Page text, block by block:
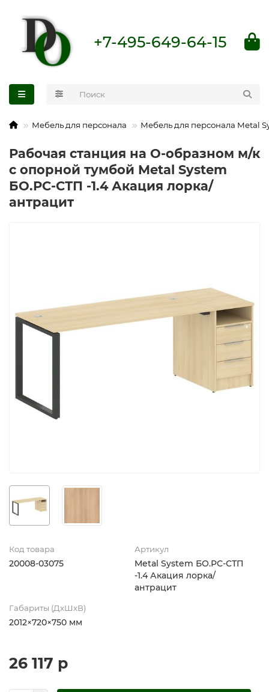
+7-495-649-64-15
Мебель для персонала Мебель для персонала Metal
Рабочая станция на О-образном м/к
с опорной тумбой Metal System
БО.РС-СТП -1.4 Акация лорка/
антрацит
Код товара
20008-03075
Артикул
Metal System БО.РС-СТП
-1.4 Акация лорка/
антрацит
Габариты (ДхШхВ)
2012×720×750 мм
26 117 р